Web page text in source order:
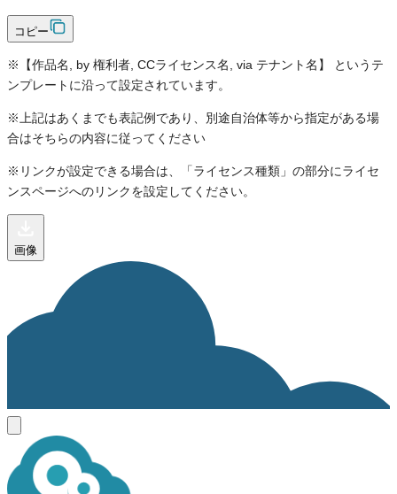
コピー
※【作品名, by 権利者, CCライセンス名, via テナント名】 というテ
ンプレートに沿って設定されています。
※上記はあくまでも表記例であり、別途自治体等から指定がある場
合はそちらの内容に従ってください
※リンクが設定できる場合は、「ライセンス種類」の部分にライセ
ンスページへのリンクを設定してください。
画像